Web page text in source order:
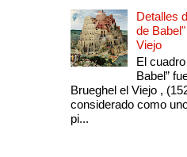
Detalles
de
Viejo
El
Babel”
Brueghel el Viejo ,
considerado como
pi...